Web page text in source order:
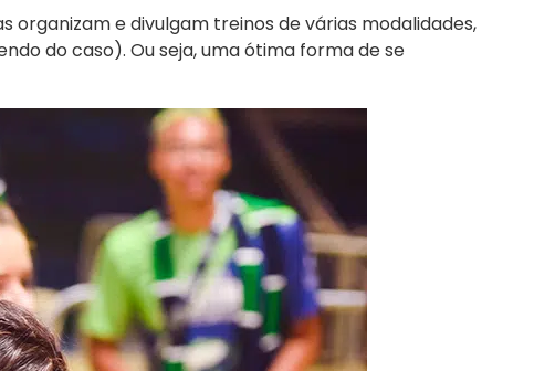
organizam e divulgam treinos de várias modalidades,
do caso). Ou seja, uma ótima forma de se